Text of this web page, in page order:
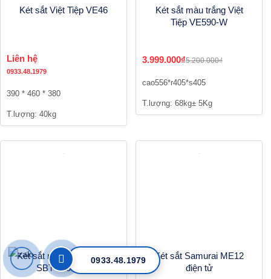
Két sắt Việt Tiệp VE46
Liên hệ
0933.48.1979
390 * 460 * 380
T.lượng: 40kg
Két sắt màu trắng Việt
Tiệp VE590-W
3.999.000₫5.200.000₫
cao556*r405*s405
T.lượng: 68kg± 5Kg
Két sắt nhập khẩu Booil
SBT-670B-PZ
Két sắt Samurai ME12
điện tử
0933.48.1979